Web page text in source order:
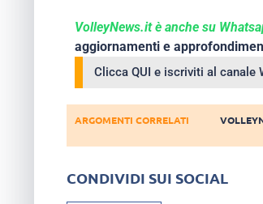
VolleyNews.it è anche su
aggiornamenti e
Clicca QUI e iscriviti al canale
ARGOMENTI CORRELATI
CONDIVIDI SUI SOCIAL